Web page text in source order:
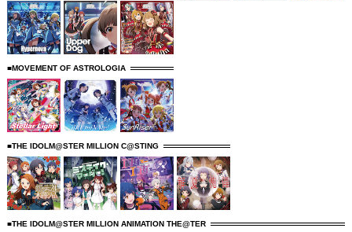
■MOVEMENT OF ASTROLOGIA
■THE IDOLM@STER MILLION C@STING
■THE IDOLM@STER MILLION ANIMATION THE@TER